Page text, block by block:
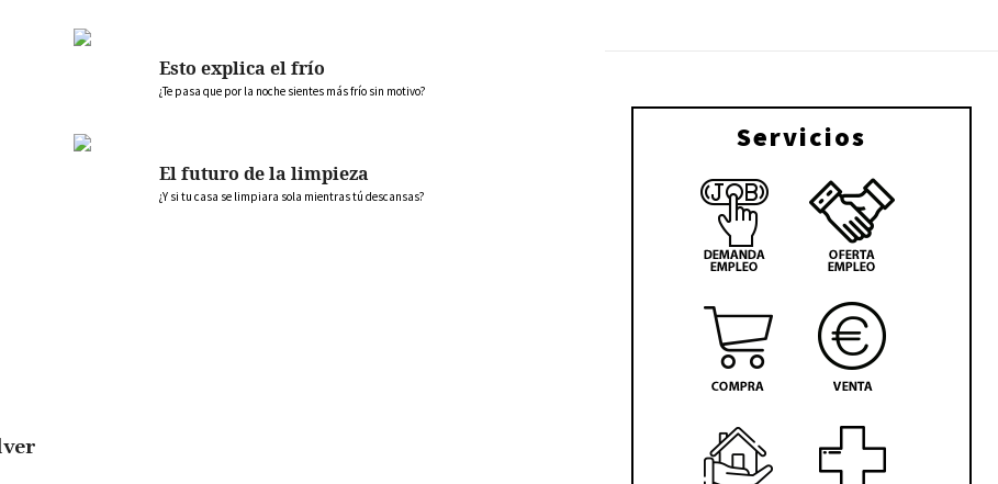
Esto explica el frío
¿Te pasa que por la noche sientes más frío sin motivo?
El futuro de la limpieza
¿Y si tu casa se limpiara sola mientras tú descansas?
Servicios